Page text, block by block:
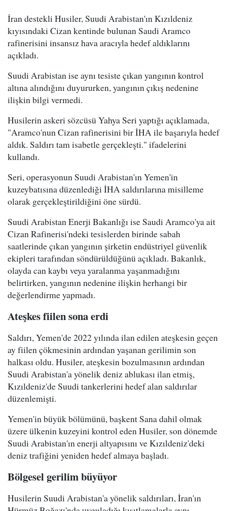
İran destekli Husiler, Suudi Arabistan'ın Kızıldeniz
kıyısındaki Cizan kentinde bulunan Saudi Aramco
rafinerisini insansız hava aracıyla hedef aldıklarını
açıkladı.
Suudi Arabistan ise aynı tesiste çıkan yangının kontrol
altına alındığını duyururken, yangının çıkış nedenine
ilişkin bilgi vermedi.
Husilerin askeri sözcüsü Yahya Seri yaptığı açıklamada,
"Aramco'nun Cizan rafinerisini bir İHA ile başarıyla hedef
aldık. Saldırı tam isabetle gerçekleşti." ifadelerini
kullandı.
Seri, operasyonun Suudi Arabistan'ın Yemen'in
kuzeybatısına düzenlediği İHA saldırılarına misilleme
olarak gerçekleştirildiğini öne sürdü.
Suudi Arabistan Enerji Bakanlığı ise Saudi Aramco'ya ait
Cizan Rafinerisi'ndeki tesislerden birinde sabah
saatlerinde çıkan yangının şirketin endüstriyel güvenlik
ekipleri tarafından söndürüldüğünü açıkladı. Bakanlık,
olayda can kaybı veya yaralanma yaşanmadığını
belirtirken, yangının nedenine ilişkin herhangi bir
değerlendirme yapmadı.
Ateşkes fiilen sona erdi
Saldırı, Yemen'de 2022 yılında ilan edilen ateşkesin geçen
ay fiilen çökmesinin ardından yaşanan gerilimin son
halkası oldu. Husiler, ateşkesin bozulmasının ardından
Suudi Arabistan'a yönelik deniz ablukası ilan etmiş,
Kızıldeniz'de Suudi tankerlerini hedef alan saldırılar
düzenlemişti.
Yemen'in büyük bölümünü, başkent Sana dahil olmak
üzere ülkenin kuzeyini kontrol eden Husiler, son dönemde
Suudi Arabistan'ın enerji altyapısını ve Kızıldeniz'deki
deniz trafiğini yeniden hedef almaya başladı.
Bölgesel gerilim büyüyor
Husilerin Suudi Arabistan'a yönelik saldırıları, İran'ın